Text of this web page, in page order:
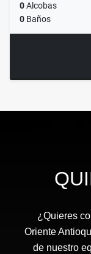
0Alcobas
0 Baños
¿Quieres
Oriente
de nuestro